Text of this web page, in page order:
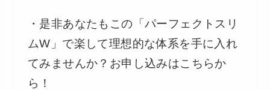
・是非あなたもこの「パーフェクトスリ
ムW」で楽して理想的な体系を手に入れ
てみませんか？お申し込みはこちらか
ら！